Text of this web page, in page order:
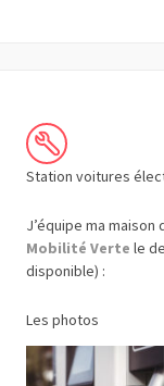
Station voitures
J’équipe ma
Mobilité Verte le
disponible) :
Les photos